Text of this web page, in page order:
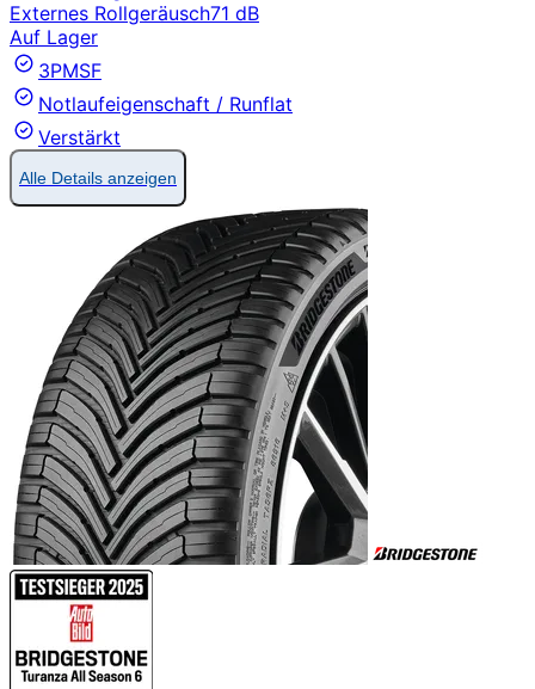
Externes Rollgeräusch71 dB
Auf Lager
3PMSF
Notlaufeigenschaft / Runflat
Verstärkt
Alle Details anzeigen